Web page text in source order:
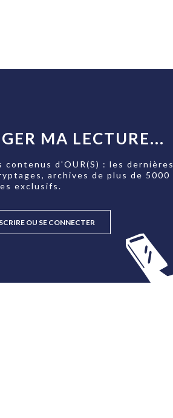
MA LECTURE...
contenus d'OUR(S) : les dernières
archives de plus de 5000
exclusifs.
OU SE CONNECTER